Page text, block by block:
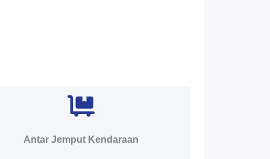
Antar Jemput Kendaraan